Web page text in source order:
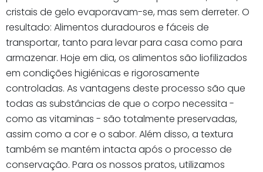
cristais de gelo evaporavam-se, mas sem derreter. O
resultado: Alimentos duradouros e fáceis de
transportar, tanto para levar para casa como para
armazenar. Hoje em dia, os alimentos são liofilizados
em condições higiénicas e rigorosamente
controladas. As vantagens deste processo são que
todas as substâncias de que o corpo necessita -
como as vitaminas - são totalmente preservadas,
assim como a cor e o sabor. Além disso, a textura
também se mantém intacta após o processo de
conservação. Para os nossos pratos, utilizamos